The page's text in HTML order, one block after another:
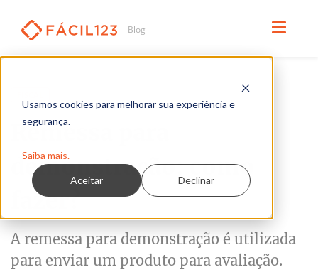
Usamos cookies para melhorar sua experiência e
segurança.
Saiba mais.
Aceitar Declinar
Remessa para
demonstração: como
fazer?
A remessa para demonstração é utilizada
para enviar um produto para avaliação.